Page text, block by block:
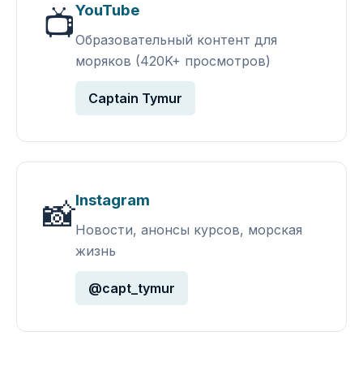
📺YouTube
Образовательный контент для
моряков (420K+ просмотров)
Captain Tymur
📸Instagram
Новости, анонсы курсов, морская
жизнь
@capt_tymur